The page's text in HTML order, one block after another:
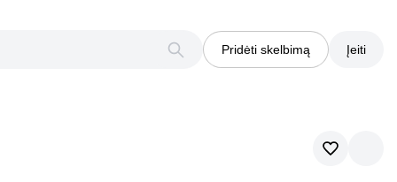
Pridėti skelbimą Įeiti